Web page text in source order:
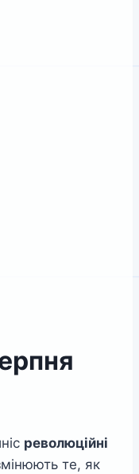
революційні
те, як